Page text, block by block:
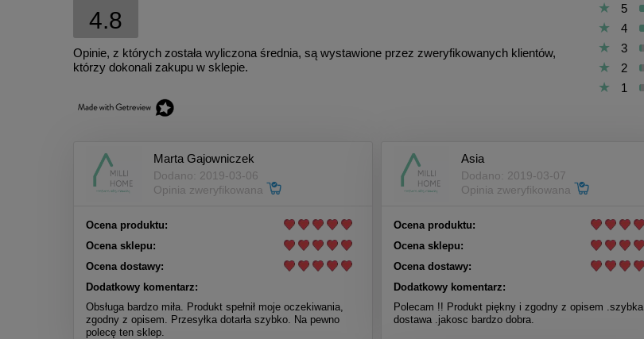
4.8
Opinie, z których została wyliczona średnia, są wystawione przez zweryfikowanych klientów,
którzy dokonali zakupu w sklepie.
5
4
3
2
1
Marta Gajowniczek
Dodano: 2019-03-06
Opinia zweryfikowana
Ocena produktu:
Ocena sklepu:
Ocena dostawy:
Dodatkowy komentarz:
Obsługa bardzo miła. Produkt spełnił moje oczekiwania,
zgodny z opisem. Przesyłka dotarła szybko. Na pewno
polecę ten sklep.
Asia
Dodano: 2019-03-07
Opinia zweryfikowana
Ocena produktu:
Ocena sklepu:
Ocena dostawy:
Dodatkowy komentarz:
Polecam !! Produkt piękny i zgodny z opisem .szybka
dostawa .jakosc bardzo dobra.